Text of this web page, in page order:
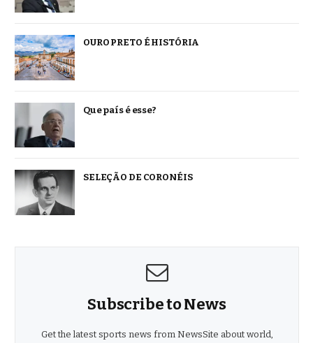
OURO PRETO É HISTÓRIA
Que país é esse?
SELEÇÃO DE CORONÉIS
Subscribe to News
Get the latest sports news from NewsSite about world,